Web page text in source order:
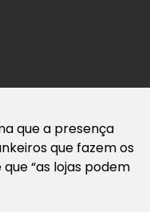
que a presença
que fazem os
“as lojas podem